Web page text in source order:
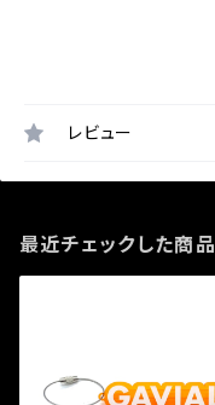
レビュー
最近チェックした商品